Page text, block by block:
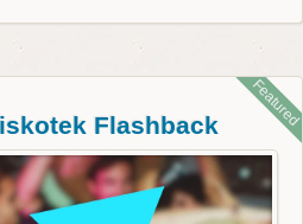
Featured
Flashback